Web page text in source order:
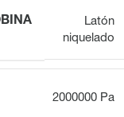
Latón
niquelado
2000000 Pa